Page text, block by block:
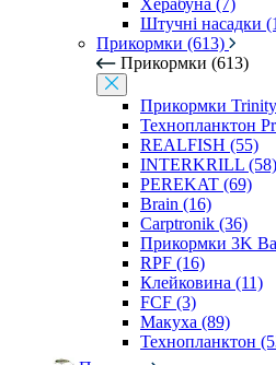
Херабуна (7)
Штучні насадки
Прикормки (613)
Прикормки (613)
Прикормки
Технопланктон
REALFISH (55)
INTERKRILL (58)
PEREKAT (69)
Brain (16)
Carptronik (36)
Прикормки 3K
RPF (16)
Клейковина (11)
FCF (3)
Макуха (89)
Технопланктон